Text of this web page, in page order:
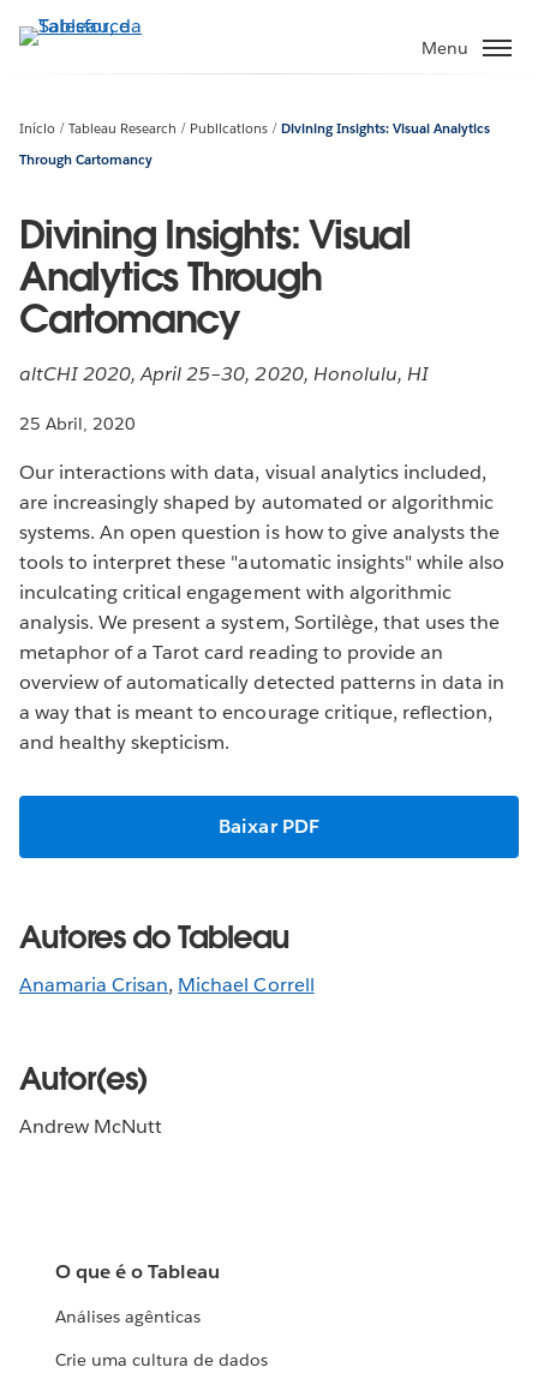
Pular
para
principal
Menu
Início Tableau Research Publications
Divining Insights: Visual Analytics
Through Cartomancy
Divining Insights: Visual
Analytics Through
Cartomancy
altCHI 2020, April 25–30, 2020, Honolulu, HI
25 Abril, 2020
Our interactions with data, visual analytics included,
are increasingly shaped by automated or algorithmic
systems. An open question is how to give analysts the
tools to interpret these "automatic insights" while also
inculcating critical engagement with algorithmic
analysis. We present a system, Sortilège, that uses the
metaphor of a Tarot card reading to provide an
overview of automatically detected patterns in data in
a way that is meant to encourage critique, reflection,
and healthy skepticism.
Baixar PDF
Autores do Tableau
Anamaria Crisan, Michael Correll
Autor(es)
Andrew McNutt
O que é o Tableau
Análises agênticas
Crie uma cultura de dados